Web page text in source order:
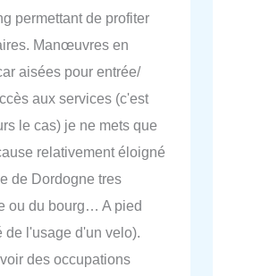
permettant de profiter
Manœuvres en
aisées pour entrée/
aux services (c'est
le cas) je ne mets que
relativement éloigné
de Dordogne tres
ou du bourg… A pied
de l'usage d'un velo).
des occupations